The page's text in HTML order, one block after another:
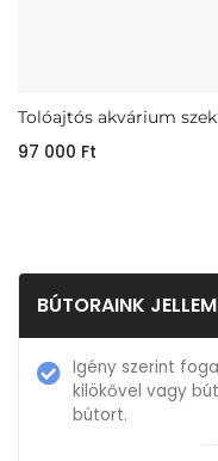
Tolóajtós akvárium
97 000 Ft
BÚTORAINK
Igény szerint
kilökővel vagy
bútort.